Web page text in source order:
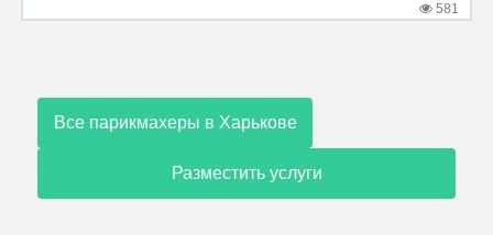
581
Все парикмахеры в Харькове
Разместить услуги